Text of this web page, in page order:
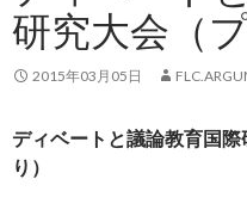
ス
キ
ッ
研究大会（
2015年03月05日
ディベートと議論教育国
り）